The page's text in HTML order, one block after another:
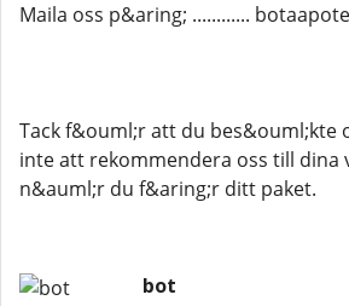
Maila oss p&aring; ............
Tack f&ouml;r att du bes&ouml;kte
inte att rekommendera oss till dina
n&auml;r du f&aring;r ditt paket.
bot